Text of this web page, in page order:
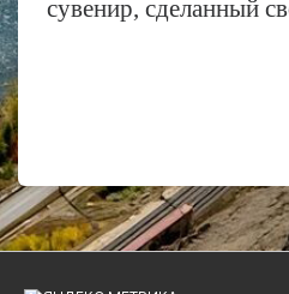
сувенир, сделанный